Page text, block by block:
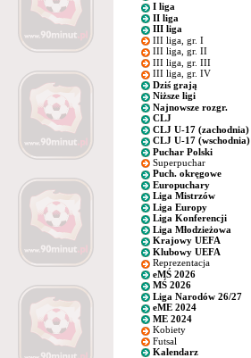
I liga
II liga
III liga
III liga, gr. I
III liga, gr. II
III liga, gr. III
III liga, gr. IV
Dziś grają
Niższe ligi
Najnowsze rozgr.
CLJ
CLJ U-17 (zachodnia)
CLJ U-17 (wschodnia)
Puchar Polski
Superpuchar
Puch. okręgowe
Europuchary
Liga Mistrzów
Liga Europy
Liga Konferencji
Liga Młodzieżowa
Krajowy UEFA
Klubowy UEFA
Reprezentacja
eMŚ 2026
MŚ 2026
Liga Narodów 26/27
eME 2024
ME 2024
Kobiety
Futsal
Kalendarz